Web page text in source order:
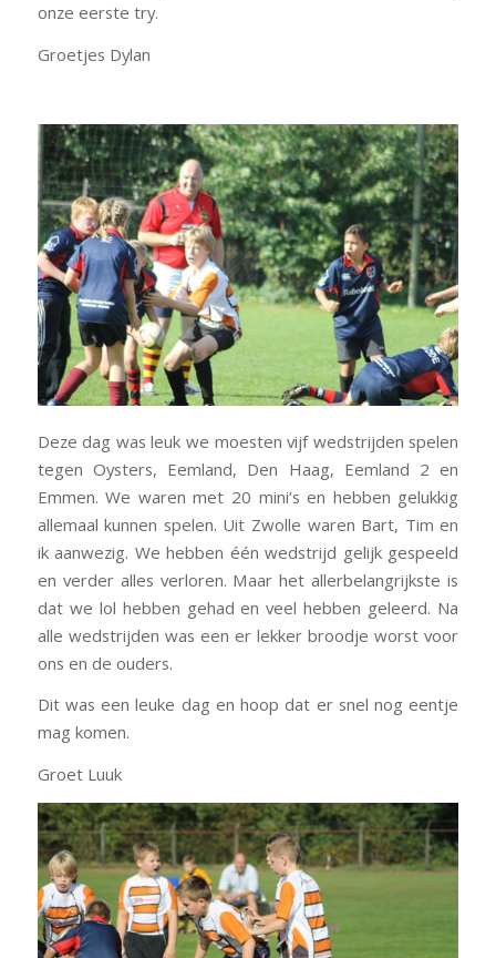
onze eerste try.
Groetjes Dylan
Deze dag was leuk we moesten vijf wedstrijden spelen
tegen Oysters, Eemland, Den Haag, Eemland 2 en
Emmen. We waren met 20 mini’s en hebben gelukkig
allemaal kunnen spelen. Uit Zwolle waren Bart, Tim en
ik aanwezig. We hebben één wedstrijd gelijk gespeeld
en verder alles verloren. Maar het allerbelangrijkste is
dat we lol hebben gehad en veel hebben geleerd. Na
alle wedstrijden was een er lekker broodje worst voor
ons en de ouders.
Dit was een leuke dag en hoop dat er snel nog eentje
mag komen.
Groet Luuk